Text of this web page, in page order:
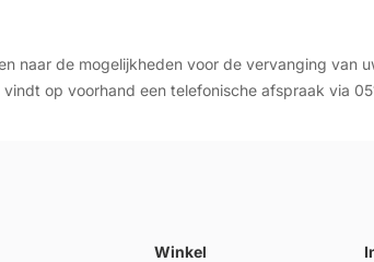
naar de mogelijkheden voor de vervanging van
op voorhand een telefonische afspraak via
Winkel